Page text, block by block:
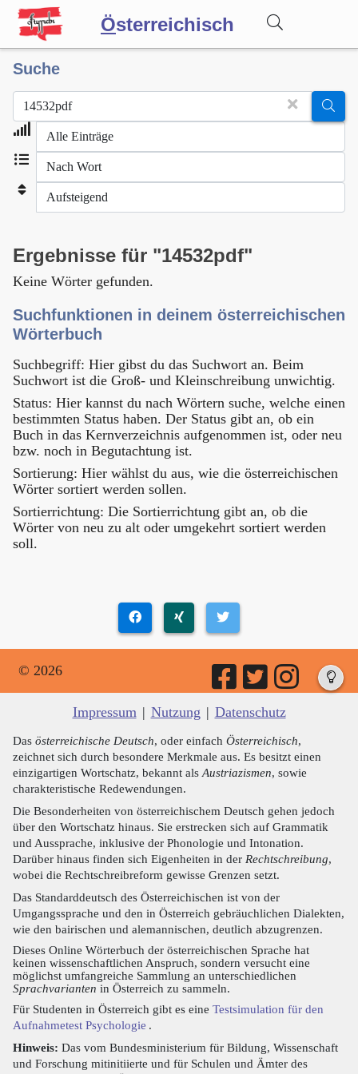
Österreichisch
Wörterbuch
Forum
Blog
Suche
Ergebnisse für "14532pdf"
Keine Wörter gefunden.
Suchfunktionen in deinem österreichischen
Wörterbuch
Suchbegriff: Hier gibst du das Suchwort an. Beim
Suchwort ist die Groß- und Kleinschreibung unwichtig.
Status: Hier kannst du nach Wörtern suche, welche einen
bestimmten Status haben. Der Status gibt an, ob ein
Buch in das Kernverzeichnis aufgenommen ist, oder neu
bzw. noch in Begutachtung ist.
Sortierung: Hier wählst du aus, wie die österreichischen
Wörter sortiert werden sollen.
Sortierrichtung: Die Sortierrichtung gibt an, ob die
Wörter von neu zu alt oder umgekehrt sortiert werden
soll.
© 2026
Impressum | Nutzung | Datenschutz
Das österreichische Deutsch, oder einfach Österreichisch,
zeichnet sich durch besondere Merkmale aus. Es besitzt einen
einzigartigen Wortschatz, bekannt als Austriazismen, sowie
charakteristische Redewendungen.
Die Besonderheiten von österreichischem Deutsch gehen jedoch
über den Wortschatz hinaus. Sie erstrecken sich auf Grammatik
und Aussprache, inklusive der Phonologie und Intonation.
Darüber hinaus finden sich Eigenheiten in der Rechtschreibung,
wobei die Rechtschreibreform gewisse Grenzen setzt.
Das Standarddeutsch des Österreichischen ist von der
Umgangssprache und den in Österreich gebräuchlichen Dialekten,
wie den bairischen und alemannischen, deutlich abzugrenzen.
Dieses Online Wörterbuch der österreichischen Sprache hat
keinen wissenschaftlichen Anspruch, sondern versucht eine
möglichst umfangreiche Sammlung an unterschiedlichen
Sprachvarianten in Österreich zu sammeln.
Für Studenten in Österreich gibt es eine Testsimulation für den
Aufnahmetest Psychologie .
Hinweis: Das vom Bundesministerium für Bildung, Wissenschaft
und Forschung mitinitiierte und für Schulen und Ämter des